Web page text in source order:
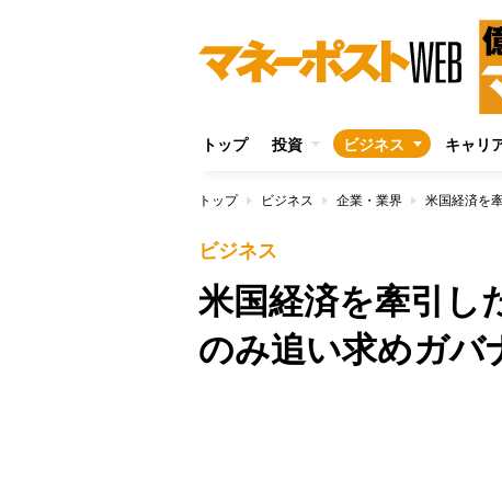
トップ 投資 ビジネス キャリ
トップ ビジネス 企業・業界
ビジネス
米国経済を牽引
のみ追い求めガバ